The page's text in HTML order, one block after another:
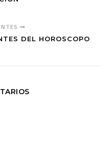
DEL HOROSCOPO